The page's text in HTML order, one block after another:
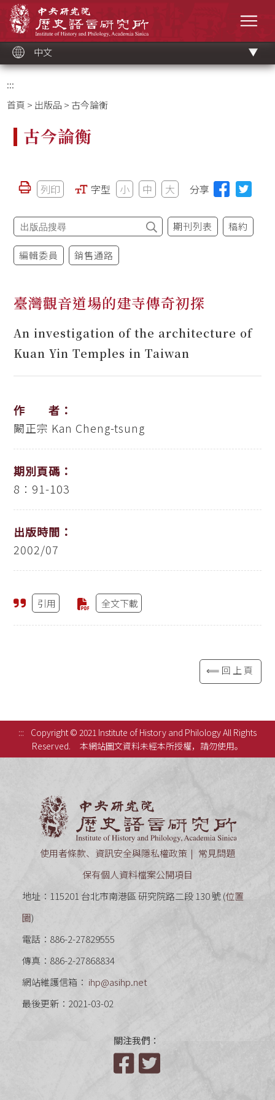
中文
:::
首頁 > 出版品 > 古今論衡
古今論衡
列印 字型 小 中 大 分享
期刊列表 稿約
編輯委員 銷售通路
臺灣觀音道場的建寺傳奇初探
An investigation of the architecture of
Kuan Yin Temples in Taiwan
作 者：
闞正宗 Kan Cheng-tsung
期別頁碼：
8：91-103
出版時間：
2002/07
引用 全文下載
⟸回上頁
:::
Copyright © 2021 Institute of History and Philology All Rights
Reserved.
本網站圖文資料未經本所授權，請勿使用。
使用者條款、資訊安全與隱私權政策
常見問題
保有個人資料檔案公開項目
地址：115201 台北市南港區 研究院路二段 130 號 (位置
圖)
電話：886-2-27829555
傳真：886-2-27868834
網站維護信箱： ihp@asihp.net
最後更新：2021-03-02
關注我們：
Facebook